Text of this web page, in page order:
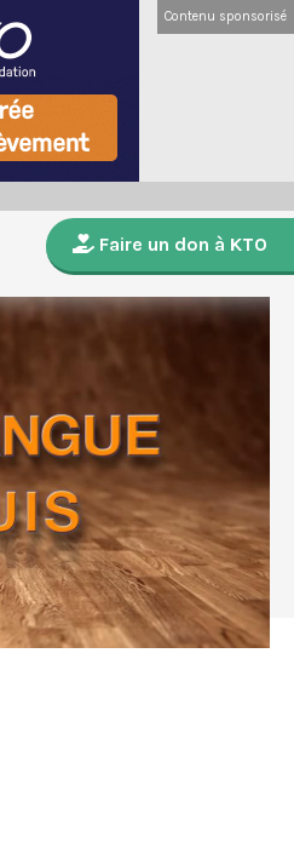
Contenu sponsorisé
Faire un don à KTO